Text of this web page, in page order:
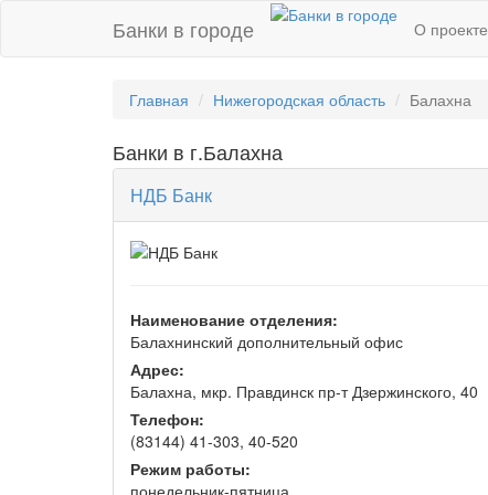
Банки в городе О проекте
Главная Нижегородская область Балахна
Банки в г.Балахна
НДБ Банк
Наименование отделения:
Балахнинский дополнительный офис
Адрес:
Балахна, мкр. Правдинск пр-т Дзержинского, 40
Телефон:
(83144) 41-303, 40-520
Режим работы: